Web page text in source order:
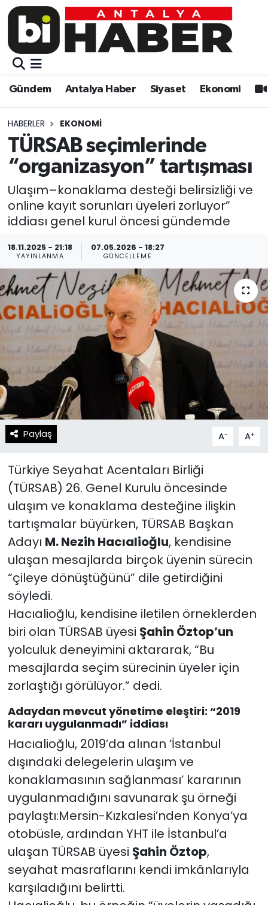
Gündem Antalya Haber Siyaset Ekonomi
HABERLER EKONOMI
TÜRSAB seçimlerinde
“organizasyon” tartışması
Ulaşım–konaklama desteği belirsizliği ve
online kayıt sorunları üyeleri zorluyor”
iddiası genel kurul öncesi gündemde
18.11.2025 - 21:18
YAYINLANMA
07.05.2026 - 18:27
GÜNCELLEME
Paylaş A- A+
Türkiye Seyahat Acentaları Birliği
(TÜRSAB) 26. Genel Kurulu öncesinde
ulaşım ve konaklama desteğine ilişkin
tartışmalar büyürken, TÜRSAB Başkan
Adayı M. Nezih Hacıalioğlu, kendisine
ulaşan mesajlarda birçok üyenin sürecin
“çileye dönüştüğünü” dile getirdiğini
söyledi.
Hacıalioğlu, kendisine iletilen örneklerden
biri olan TÜRSAB üyesi Şahin Öztop’un
yolculuk deneyimini aktararak, “Bu
mesajlarda seçim sürecinin üyeler için
zorlaştığı görülüyor.” dedi.
Adaydan mevcut yönetime eleştiri: “2019
kararı uygulanmadı” iddiası
Hacıalioğlu, 2019’da alınan ‘İstanbul
dışındaki delegelerin ulaşım ve
konaklamasının sağlanması’ kararının
uygulanmadığını savunarak şu örneği
paylaştı:Mersin-Kızkalesi’nden Konya’ya
otobüsle, ardından YHT ile İstanbul’a
ulaşan TÜRSAB üyesi Şahin Öztop,
seyahat masraflarını kendi imkânlarıyla
karşıladığını belirtti.
Gündem
Siyaset
Ekonomi
Video
Eğitim
Kültür-sanat
Sağlık
Spor
Teknoloji
Resmi İlanlar
Gündem
Siyaset
Eğitim
Ekonomi
Kültür-sanat
Sağlık
Spor
Teknoloji
Yaşam
Künye
Gizlilik Sözleşmesi
İletişim
Muratpaşa Nöbetçi Eczaneler
Muratpaşa Trafik Yoğunluk Haritası
Süper Lig Puan Durumu ve Fikstür
Tüm Manşetler
Son Dakika Haberleri
Haber Arşivi